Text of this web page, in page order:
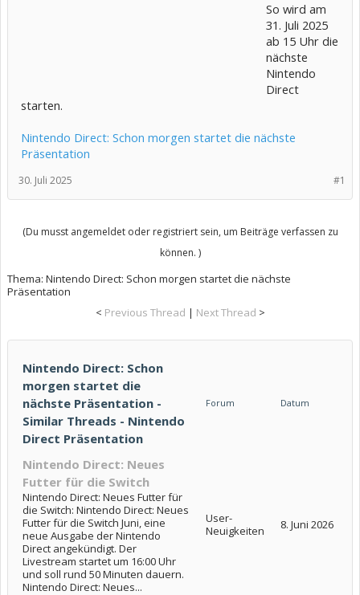
So wird am
31. Juli 2025
ab 15 Uhr die
nächste
Nintendo
Direct
starten.
Nintendo Direct: Schon morgen startet die nächste
Präsentation
#1
30. Juli 2025
(Du musst angemeldet oder registriert sein, um Beiträge verfassen zu
können. )
Thema: Nintendo Direct: Schon morgen startet die nächste
Präsentation
< Previous Thread | Next Thread >
Nintendo Direct: Schon
morgen startet die
nächste Präsentation -
Similar Threads - Nintendo
Direct Präsentation
Forum Datum
Nintendo Direct: Neues
Futter für die Switch
Nintendo Direct: Neues Futter für
die Switch: Nintendo Direct: Neues
Futter für die Switch Juni, eine
neue Ausgabe der Nintendo
Direct angekündigt. Der
Livestream startet um 16:00 Uhr
und soll rund 50 Minuten dauern.
Nintendo Direct: Neues...
User-
Neuigkeiten
8. Juni 2026